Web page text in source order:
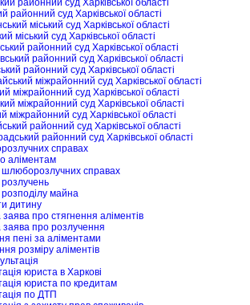
районний суд Харківської області
районний суд Харківської області
міський суд Харківської області
міський суд Харківської області
районний суд Харківської області
районний суд Харківської області
районний суд Харківської області
міжрайонний суд Харківської області
міжрайонний суд Харківської області
міжрайонний суд Харківської області
міжрайонний суд Харківської області
районний суд Харківської області
районний суд Харківської області
справах
аліментам
справах
майна
дитину
про стягнення аліментів
заява про розлучення
пені за аліментами
розміру аліментів
юриста в Харкові
юриста по кредитам
по ДТП